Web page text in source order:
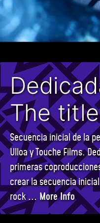
The
Secuencia inicial de la
Ulloa y Touche Films.
primeras
crear la secuencia
rock... More Info